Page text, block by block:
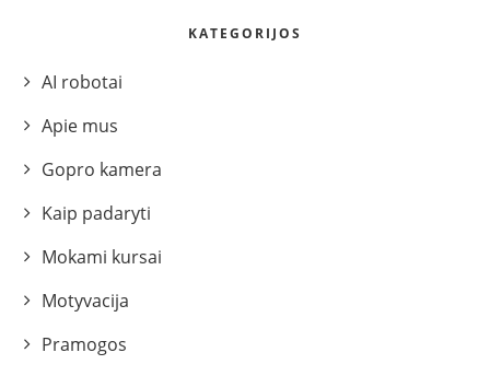
KATEGORIJOS
AI robotai
Apie mus
Gopro kamera
Kaip padaryti
Mokami kursai
Motyvacija
Pramogos